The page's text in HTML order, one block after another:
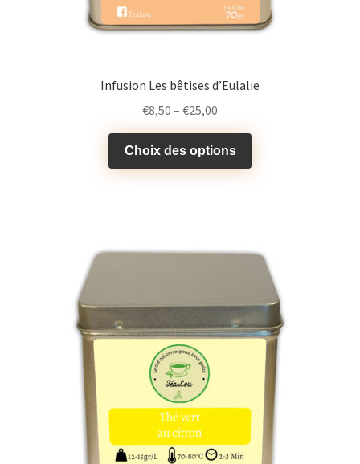
Infusion Les bêtises d’Eulalie
€8,50 – €25,00
Choix des options